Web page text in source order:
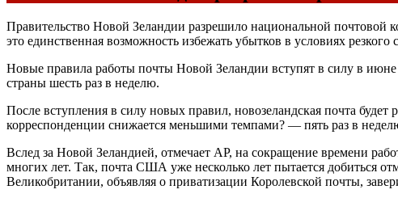
Правительство Новой Зеландии разрешило национальной почтовой
это единственная возможность избежать убытков в условиях
Новые правила работы почты Новой Зеландии вступят в силу в
страны шесть раз в неделю.
После вступления в силу новых правил, новозеландская почта будет
корреспонденции снижается меньшими темпами? — пять раз в
Вслед за Новой Зеландией, отмечает AP, на сокращение времени
многих лет. Так, почта США уже несколько лет пытается добиться
Великобритании, объявляя о приватизации Королевской почты,